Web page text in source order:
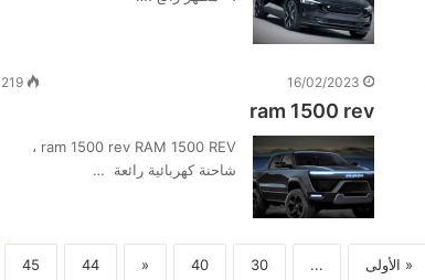
16/02/2023
219
ram 1500 rev
ram 1500 rev RAM 1500 REV ،
شاحنة كهربائية رائعة …
« الأولى ...
30
40
«
44
45